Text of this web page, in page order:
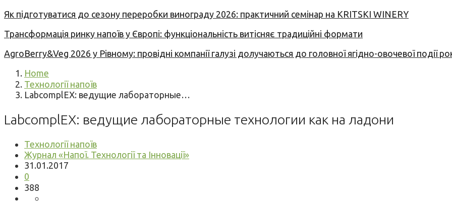
Як підготуватися до сезону переробки винограду 2026: практичний семінар на KRITSKI WINERY
Трансформація ринку напоїв у Європі: функціональність витісняє традиційні формати
AgroBerry&Veg 2026 у Рівному: провідні компанії галузі долучаються до головної ягідно-овочевої події
Home
Технології напоїв
LabcomplEX: ведущие лабораторные…
LabcomplEX: ведущие лабораторные технологии как на ладони
Технології напоїв
Журнал «Напої. Технології та Інновації»
31.01.2017
0
388